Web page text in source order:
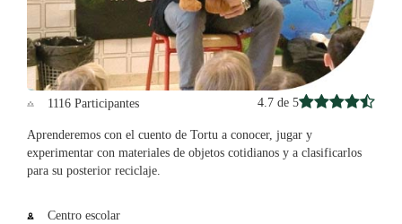
1116 Participantes 4.7 de 5
Aprenderemos con el cuento de Tortu a conocer, jugar y
experimentar con materiales de objetos cotidianos y a clasificarlos
para su posterior reciclaje.
Centro escolar